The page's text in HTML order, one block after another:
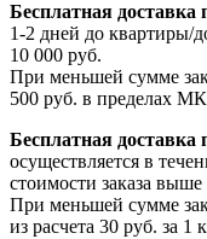
Бесплатная
1-2 дней до квартиры/
10 000 руб.
При меньшей сумме
500 руб. в пределах
Бесплатная
осуществляется в
стоимости заказа
При меньшей сумме
из расчета 30 руб. за